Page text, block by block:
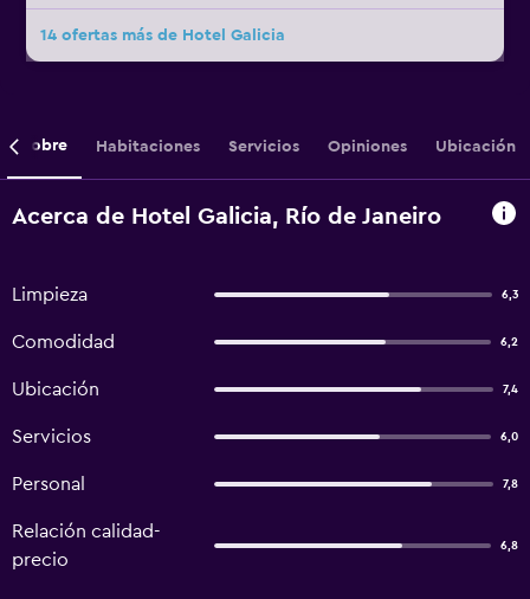
14 ofertas más de Hotel Galicia
Sobre Habitaciones Servicios Opiniones Ubicación
Acerca de Hotel Galicia, Río de Janeiro
Limpieza 6,3
Comodidad 6,2
Ubicación 7,4
Servicios 6,0
Personal 7,8
Relación calidad-
precio
6,8